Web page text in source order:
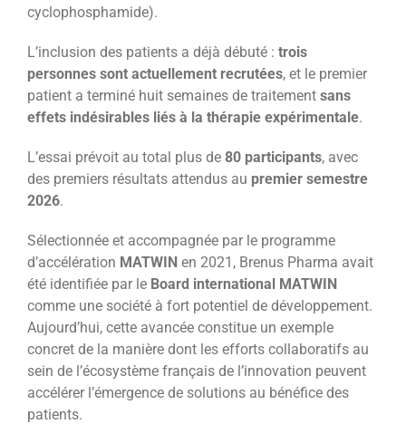
cyclophosphamide).
L’inclusion des patients a déjà débuté : trois
personnes sont actuellement recrutées, et le premier
patient a terminé huit semaines de traitement sans
effets indésirables liés à la thérapie expérimentale.
L’essai prévoit au total plus de 80 participants, avec
des premiers résultats attendus au premier semestre
2026.
Sélectionnée et accompagnée par le programme
d’accélération MATWIN en 2021, Brenus Pharma avait
été identifiée par le Board international MATWIN
comme une société à fort potentiel de développement.
Aujourd’hui, cette avancée constitue un exemple
concret de la manière dont les efforts collaboratifs au
sein de l’écosystème français de l’innovation peuvent
accélérer l’émergence de solutions au bénéfice des
patients.